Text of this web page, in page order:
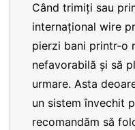
Când trimiți sau
internațional wire
pierzi bani printr-o
nefavorabilă și să
urmare. Asta
un sistem învechit
recomandăm să